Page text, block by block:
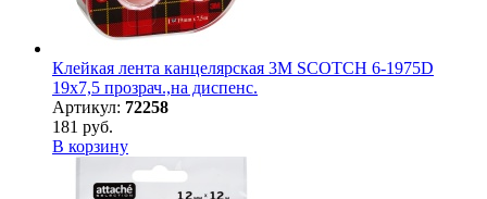
Клейкая лента канцелярская 3M SCOTCH 6-1975D
19х7,5 прозрач.,на диспенс.
Артикул: 72258
181 руб.
В корзину